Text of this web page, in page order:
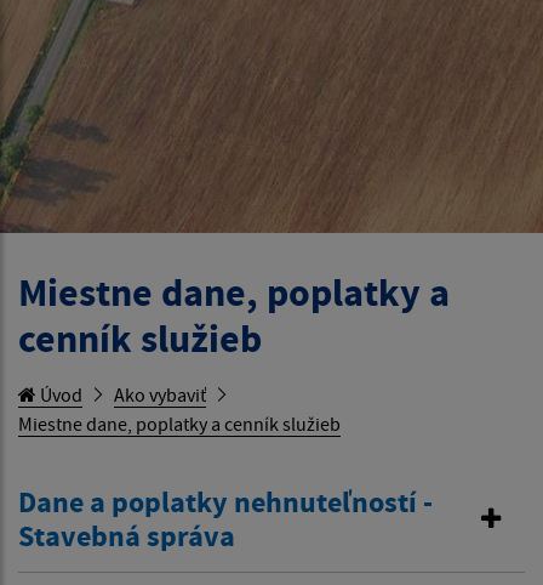
Miestne dane, poplatky a
cenník služieb
Úvod
Ako vybaviť
Miestne dane, poplatky a cenník služieb
Dane a poplatky nehnuteľností -
Stavebná správa